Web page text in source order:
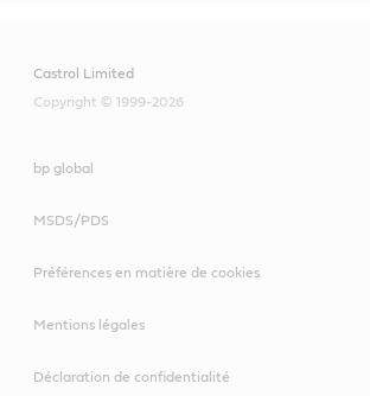
Castrol Limited
Copyright © 1999-2026
bp global
MSDS/PDS
Préférences en matière de cookies
Mentions légales
Déclaration de confidentialité